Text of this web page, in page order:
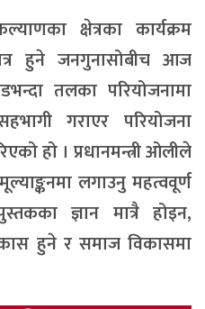
क्षेत्रका कार्यक्रम
हुने जनगुनासोबीच आज
तलका परियोजनामा
सहभागी गराएर परियोजना
हो । प्रधानमन्त्री ओलीले
लगाउनु महत्ववूर्ण
ज्ञान मात्रै होइन,
हुने र समाज विकासमा